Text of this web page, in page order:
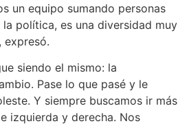
un equipo sumando personas
política, es una diversidad muy
expresó.
siendo el mismo: la
Pase lo que pasé y le
Y siempre buscamos ir más
izquierda y derecha. Nos